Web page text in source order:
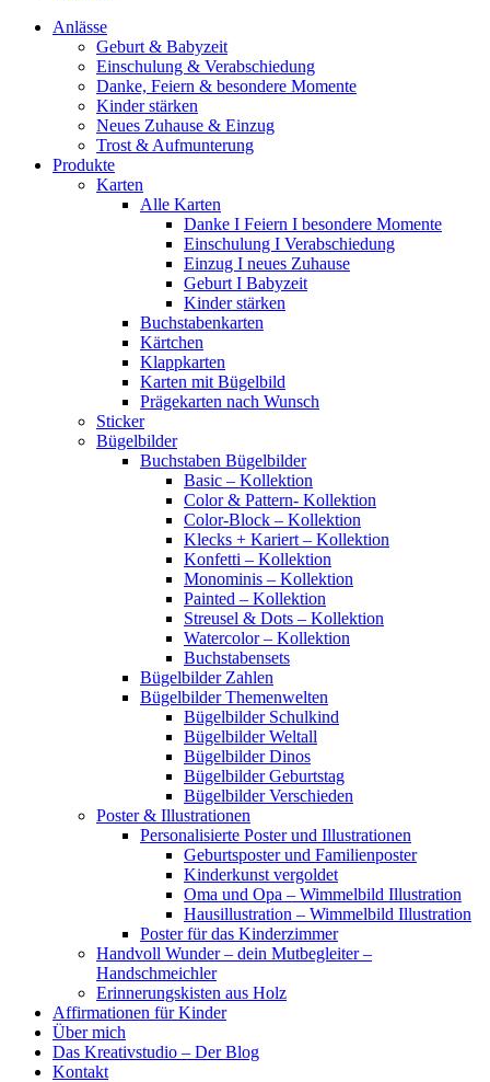
Anlässe
Geburt & Babyzeit
Einschulung & Verabschiedung
Danke, Feiern & besondere Momente
Kinder stärken
Neues Zuhause & Einzug
Trost & Aufmunterung
Produkte
Karten
Alle Karten
Danke I Feiern I besondere Momente
Einschulung I Verabschiedung
Einzug I neues Zuhause
Geburt I Babyzeit
Kinder stärken
Buchstabenkarten
Kärtchen
Klappkarten
Karten mit Bügelbild
Prägekarten nach Wunsch
Sticker
Bügelbilder
Buchstaben Bügelbilder
Basic – Kollektion
Color & Pattern- Kollektion
Color-Block – Kollektion
Klecks + Kariert – Kollektion
Konfetti – Kollektion
Monominis – Kollektion
Painted – Kollektion
Streusel & Dots – Kollektion
Watercolor – Kollektion
Buchstabensets
Bügelbilder Zahlen
Bügelbilder Themenwelten
Bügelbilder Schulkind
Bügelbilder Weltall
Bügelbilder Dinos
Bügelbilder Geburtstag
Bügelbilder Verschieden
Poster & Illustrationen
Personalisierte Poster und Illustrationen
Geburtsposter und Familienposter
Kinderkunst vergoldet
Oma und Opa – Wimmelbild Illustration
Hausillustration – Wimmelbild Illustration
Poster für das Kinderzimmer
Handvoll Wunder – dein Mutbegleiter –
Handschmeichler
Erinnerungskisten aus Holz
Affirmationen für Kinder
Über mich
Das Kreativstudio – Der Blog
Kontakt